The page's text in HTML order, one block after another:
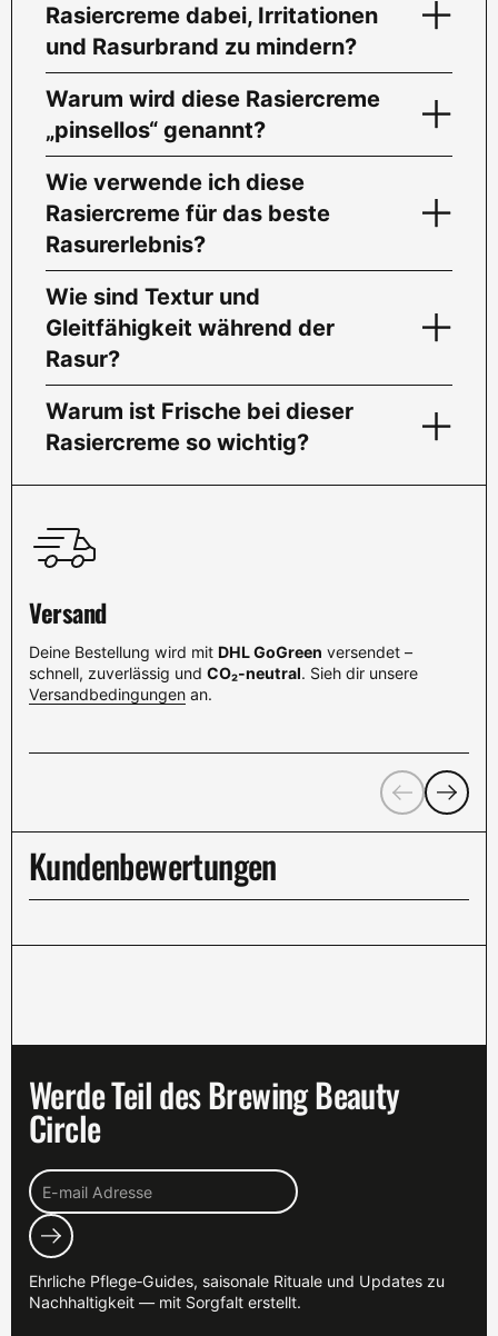
Rasiercreme dabei, Irritationen
und Rasurbrand zu mindern?
Warum wird diese Rasiercreme
„pinsellos“ genannt?
Wie verwende ich diese
Rasiercreme für das beste
Rasurerlebnis?
Wie sind Textur und
Gleitfähigkeit während der
Rasur?
Warum ist Frische bei dieser
Rasiercreme so wichtig?
Versand
Deine Bestellung wird mit DHL GoGreen versendet –
schnell, zuverlässig und CO₂-neutral. Sieh dir unsere
Versandbedingungen an.
ZurückWeiter
Kundenbewertungen
Werde Teil des Brewing Beauty
Circle
Abonnieren
Ehrliche Pflege‑Guides, saisonale Rituale und Updates zu
Nachhaltigkeit — mit Sorgfalt erstellt.